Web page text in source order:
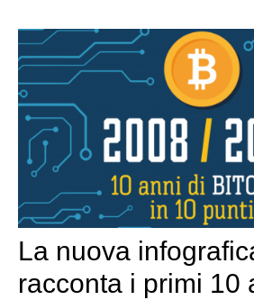
La nuova
racconta i primi 10